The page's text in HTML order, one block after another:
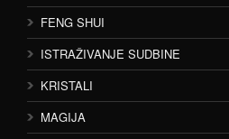
FENG SHUI
ISTRAŽIVANJE SUDBINE
KRISTALI
MAGIJA